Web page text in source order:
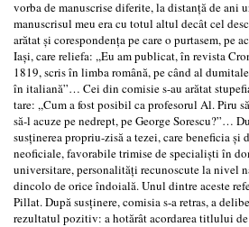
vorba de manuscrise diferite, la distanţă de ani
manuscrisul meu era cu totul altul decât cel
arătat şi corespondenţa pe care o purtasem, pe
Iaşi, care reliefa: ,,Eu am publicat, în revista
1819, scris în limba română, pe când al
în italiană”… Cei din comisie s-au arătat
tare: ,,Cum a fost posibil ca profesorul Al. Piru
să-l acuze pe nedrept, pe George Sorescu?”…
susţinerea propriu-zisă a tezei, care beneficia şi
neoficiale, favorabile trimise de specialişti în
universitare, personalităţi recunoscute la nivel
dincolo de orice îndoială. Unul dintre aceste
Pillat. După susţinere, comisia s-a retras, a
rezultatul pozitiv: a hotărât acordarea titlului